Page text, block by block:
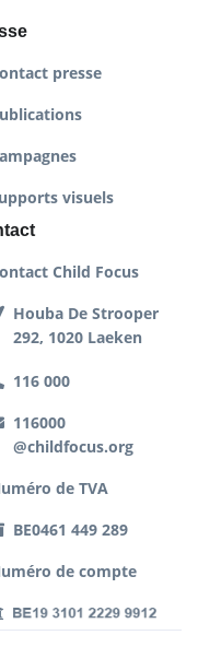
presse
visuels
Child Focus
Houba De Strooper
292, 1020 Laeken
116 000
116000
@childfocus.org
de TVA
BE0461 449 289
de compte